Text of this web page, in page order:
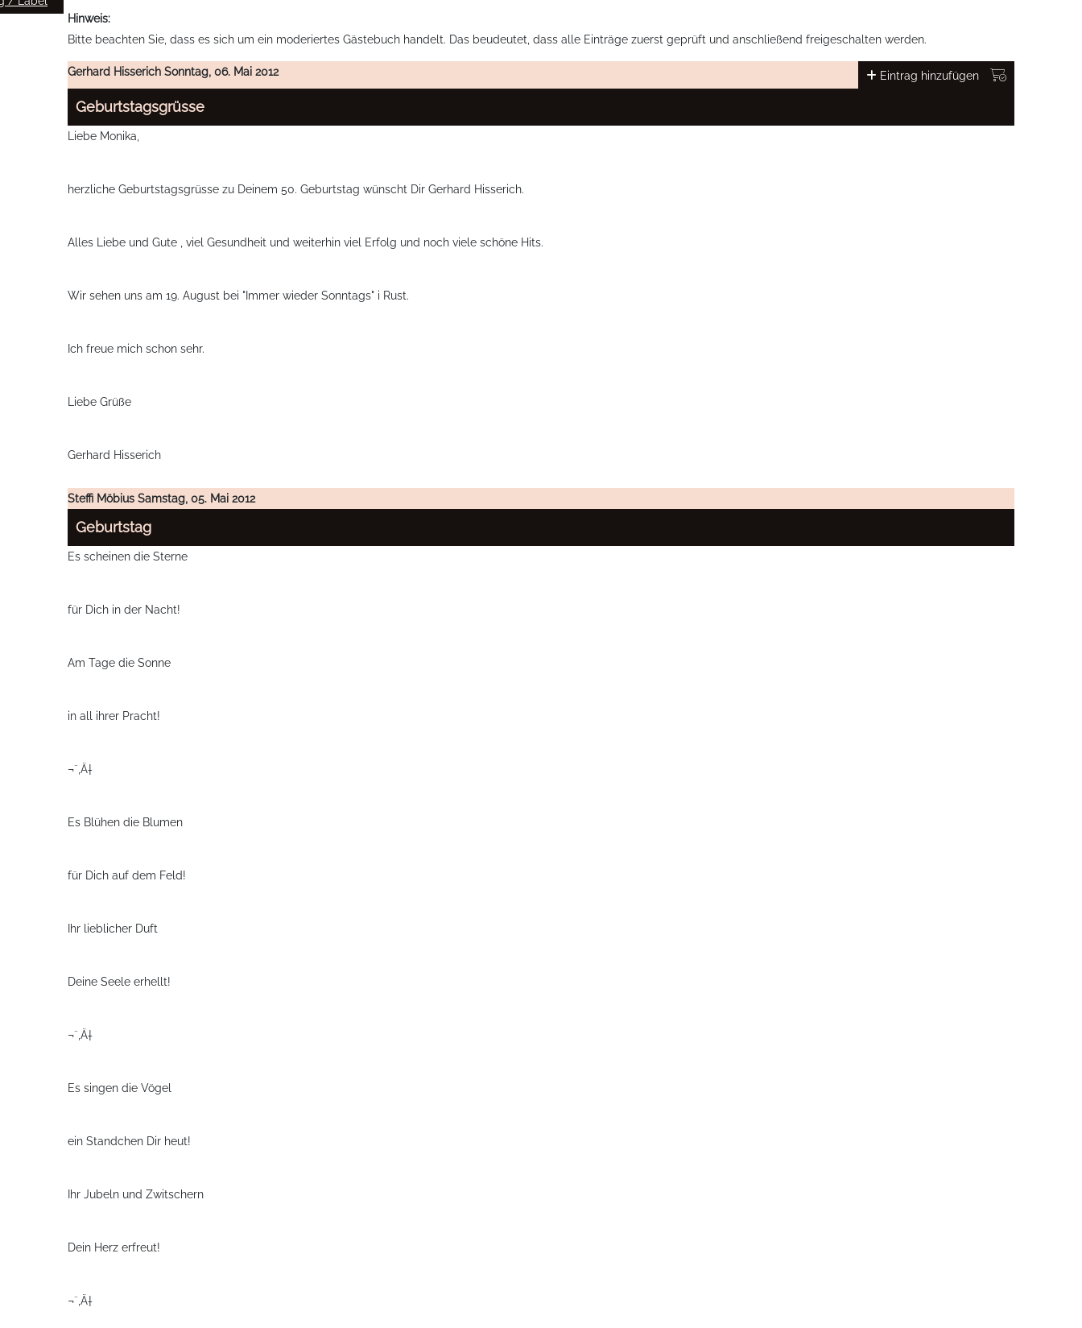
Hinweis:
Bitte beachten Sie, dass es sich um ein moderiertes Gästebuch handelt. Das beudeutet, dass alle Einträge zuerst geprüft und anschließend freigeschalten werden.
Eintrag hinzufügen
Gerhard Hisserich Sonntag, 06. Mai 2012
Geburtstagsgrüsse
Liebe Monika,
herzliche Geburtstagsgrüsse zu Deinem 50. Geburtstag wünscht Dir Gerhard Hisserich.
Alles Liebe und Gute , viel Gesundheit und weiterhin viel Erfolg und noch viele schöne Hits.
Wir sehen uns am 19. August bei "Immer wieder Sonntags" i Rust.
Ich freue mich schon sehr.
Liebe Grüße
Gerhard Hisserich
Steffi Möbius Samstag, 05. Mai 2012
Geburtstag
Es scheinen die Sterne
für Dich in der Nacht!
Am Tage die Sonne
in all ihrer Pracht!
¬¨‚Ä†
Es Blühen die Blumen
für Dich auf dem Feld!
Ihr lieblicher Duft
Deine Seele erhellt!
¬¨‚Ä†
Es singen die Vögel
ein Standchen Dir heut!
Ihr Jubeln und Zwitschern
Dein Herz erfreut!
¬¨‚Ä†